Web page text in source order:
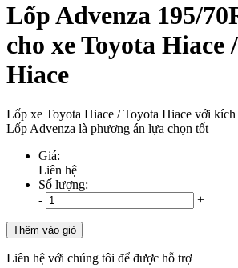
Lốp Advenza 195/
cho xe Toyota Hiace
Hiace
Lốp xe Toyota Hiace / Toyota Hiace với
Lốp Advenza là phương án lựa chọn tốt
Giá:
Liên hệ
Số lượng:
-
+
Thêm vào giỏ
Liên hệ với chúng tôi để được hỗ trợ